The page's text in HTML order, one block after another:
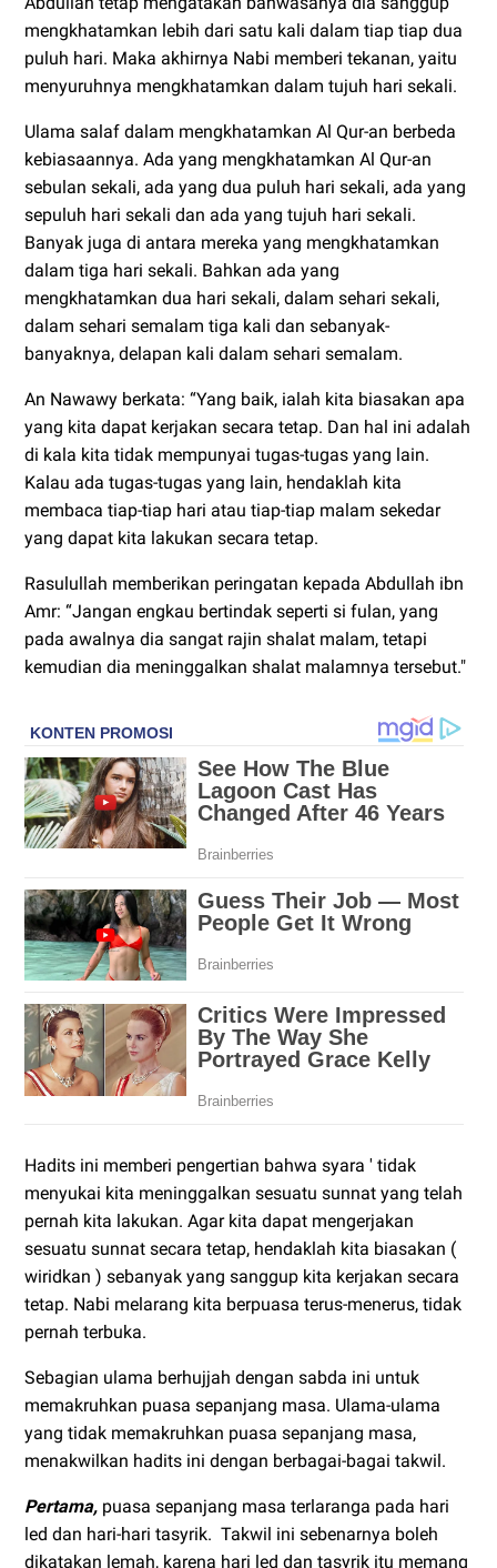
mengkhatamkan lebih dari satu kali dalam tiap tiap dua
puluh hari. Maka akhirnya Nabi memberi tekanan, yaitu
menyuruhnya mengkhatamkan dalam tujuh hari sekali.
Ulama salaf dalam mengkhatamkan Al Qur-an berbeda
kebiasaannya. Ada yang mengkhatamkan Al Qur-an
sebulan sekali, ada yang dua puluh hari sekali, ada yang
sepuluh hari sekali dan ada yang tujuh hari sekali.
Banyak juga di antara mereka yang mengkhatamkan
dalam tiga hari sekali. Bahkan ada yang
mengkhatamkan dua hari sekali, dalam sehari sekali,
dalam sehari semalam tiga kali dan sebanyak-
banyaknya, delapan kali dalam sehari semalam.
An Nawawy berkata: “Yang baik, ialah kita biasakan apa
yang kita dapat kerjakan secara tetap. Dan hal ini adalah
di kala kita tidak mempunyai tugas-tugas yang lain.
Kalau ada tugas-tugas yang lain, hendaklah kita
membaca tiap-tiap hari atau tiap-tiap malam sekedar
yang dapat kita lakukan secara tetap.
Rasulullah memberikan peringatan kepada Abdullah ibn
Amr: “Jangan engkau bertindak seperti si fulan, yang
pada awalnya dia sangat rajin shalat malam, tetapi
kemudian dia meninggalkan shalat malamnya tersebut."
Hadits ini memberi pengertian bahwa syara ' tidak
menyukai kita meninggalkan sesuatu sunnat yang telah
pernah kita lakukan. Agar kita dapat mengerjakan
sesuatu sunnat secara tetap, hendaklah kita biasakan (
wiridkan ) sebanyak yang sanggup kita kerjakan secara
tetap. Nabi melarang kita berpuasa terus-menerus, tidak
pernah terbuka.
Sebagian ulama berhujjah dengan sabda ini untuk
memakruhkan puasa sepanjang masa. Ulama-ulama
yang tidak memakruhkan puasa sepanjang masa,
menakwilkan hadits ini dengan berbagai-bagai takwil.
Pertama, puasa sepanjang masa terlaranga pada hari
led dan hari-hari tasyrik. Takwil ini sebenarnya boleh
dikatakan lemah, karena hari led dan tasyrik itu memang